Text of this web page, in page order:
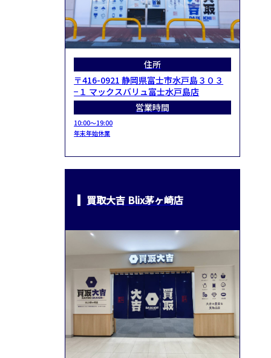
住所
〒416-0921 静岡県富士市水戸島３０３
−１ マックスバリュ富士水戸島店
営業時間
10:00～19:00
年末年始休業
買取大吉 Blix茅ヶ崎店